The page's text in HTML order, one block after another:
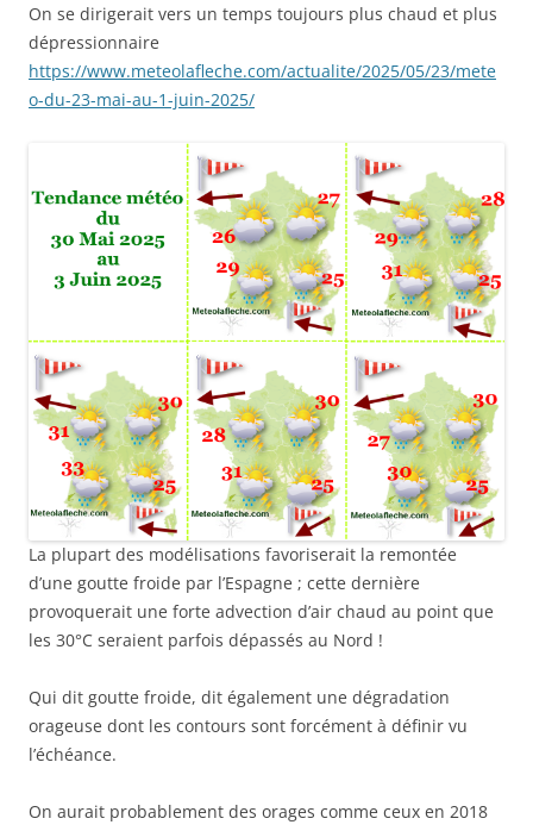
On se dirigerait vers un temps toujours plus chaud et plus
dépressionnaire
https://www.meteolafleche.com/actualite/2025/05/23/mete
o-du-23-mai-au-1-juin-2025/
La plupart des modélisations favoriserait la remontée
d’une goutte froide par l’Espagne ; cette dernière
provoquerait une forte advection d’air chaud au point que
les 30°C seraient parfois dépassés au Nord !
Qui dit goutte froide, dit également une dégradation
orageuse dont les contours sont forcément à définir vu
l’échéance.
On aurait probablement des orages comme ceux en 2018